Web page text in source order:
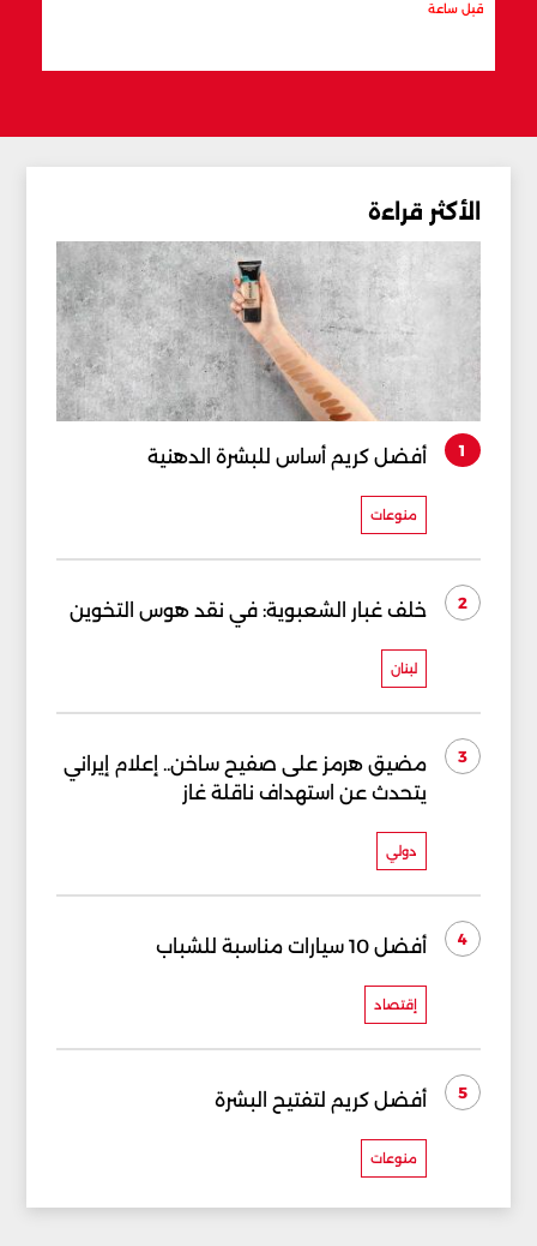
قبل ساعة
الأكثر قراءة
1 أفضل كريم أساس للبشرة الدهنية
منوعات
2 خلف غبار الشعبوية: في نقد هوس التخوين
لبنان
3
مضيق هرمز على صفيح ساخن.. إعلام إيراني
يتحدث عن استهداف ناقلة غاز
دولي
4 أفضل 10 سيارات مناسبة للشباب
إقتصاد
5 أفضل كريم لتفتيح البشرة
منوعات